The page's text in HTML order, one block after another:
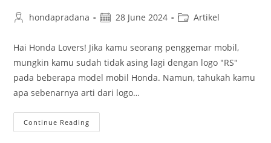
hondapradana 28 June 2024 Artikel
Hai Honda Lovers! Jika kamu seorang penggemar mobil,
mungkin kamu sudah tidak asing lagi dengan logo "RS"
pada beberapa model mobil Honda. Namun, tahukah kamu
apa sebenarnya arti dari logo…
Continue Reading